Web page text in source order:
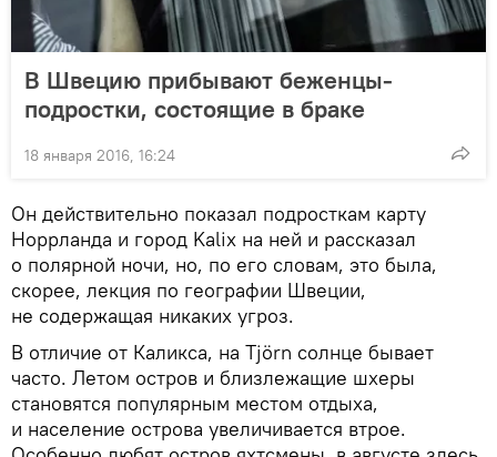
В Швецию прибывают беженцы-
подростки, состоящие в браке
18 января 2016, 16:24
Он действительно показал подросткам карту
Норрланда и город Kalix на ней и рассказал
о полярной ночи, но, по его словам, это была,
скорее, лекция по географии Швеции,
не содержащая никаких угроз.
В отличие от Каликса, на Tjörn солнце бывает
часто. Летом остров и близлежащие шхеры
становятся популярным местом отдыха,
и население острова увеличивается втрое.